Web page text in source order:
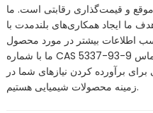
و قیمت‌گذاری رقابتی است. ما
ما ایجاد همکاری‌های بلندمدت با
اطلاعات بیشتر در مورد محصول
ما با شماره CAS 5337-93-9 یا هرگونه سوال دیگر، لطفاً با ما تماس
برآورده کردن نیازهای شما در
زمینه محصولات شیمیایی هستیم.